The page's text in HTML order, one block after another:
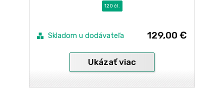
120 čl.
Skladom u dodávateľa 129,00 €
Ukázať viac